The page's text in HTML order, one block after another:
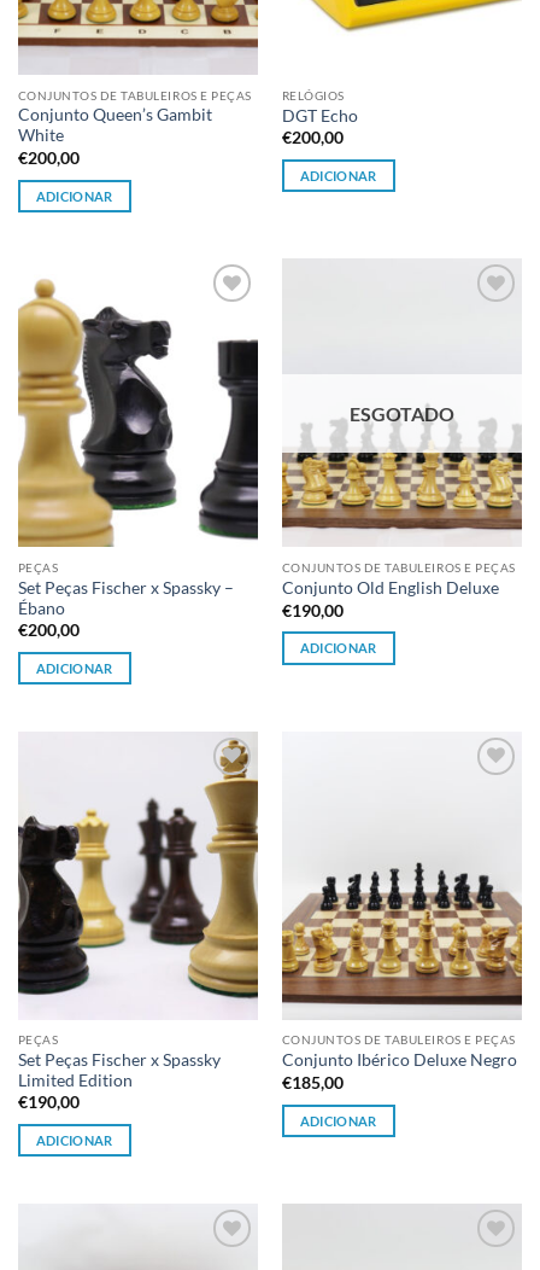
CONJUNTOS DE TABULEIROS E PEÇAS
Conjunto Queen’s Gambit
White
€200,00
ADICIONAR
RELÓGIOS
DGT Echo
€200,00
ADICIONAR
à lista de
PEÇAS
Set Peças Fischer x Spassky –
Ébano
€200,00
ADICIONAR
ESGOTADO
CONJUNTOS DE TABULEIROS E PEÇAS
Conjunto Old English Deluxe
€190,00
ADICIONAR
Adicionar
à lista de
desejos
PEÇAS
Set Peças Fischer x Spassky
Limited Edition
€190,00
ADICIONAR
CONJUNTOS DE TABULEIROS E PEÇAS
Conjunto Ibérico Deluxe Negro
€185,00
ADICIONAR